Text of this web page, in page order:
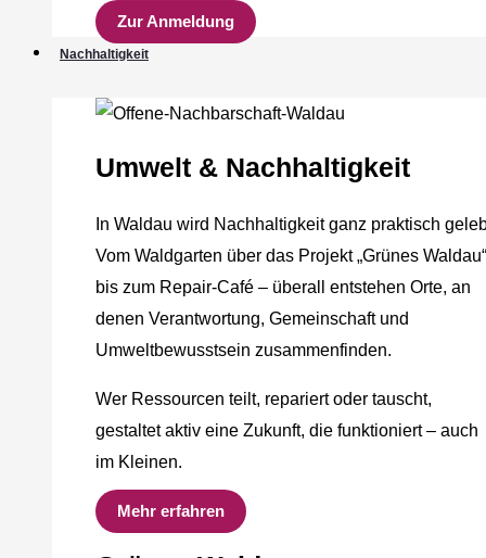
Zur Anmeldung
Nachhaltigkeit
Umwelt & Nachhaltigkeit
In Waldau wird Nachhaltigkeit ganz praktisch
Vom Waldgarten über das Projekt „Grünes Waldau“
bis zum Repair-Café – überall entstehen Orte, an
denen Verantwortung, Gemeinschaft und
Umweltbewusstsein zusammenfinden.
Wer Ressourcen teilt, repariert oder tauscht,
gestaltet aktiv eine Zukunft, die funktioniert – auch
im Kleinen.
Mehr erfahren